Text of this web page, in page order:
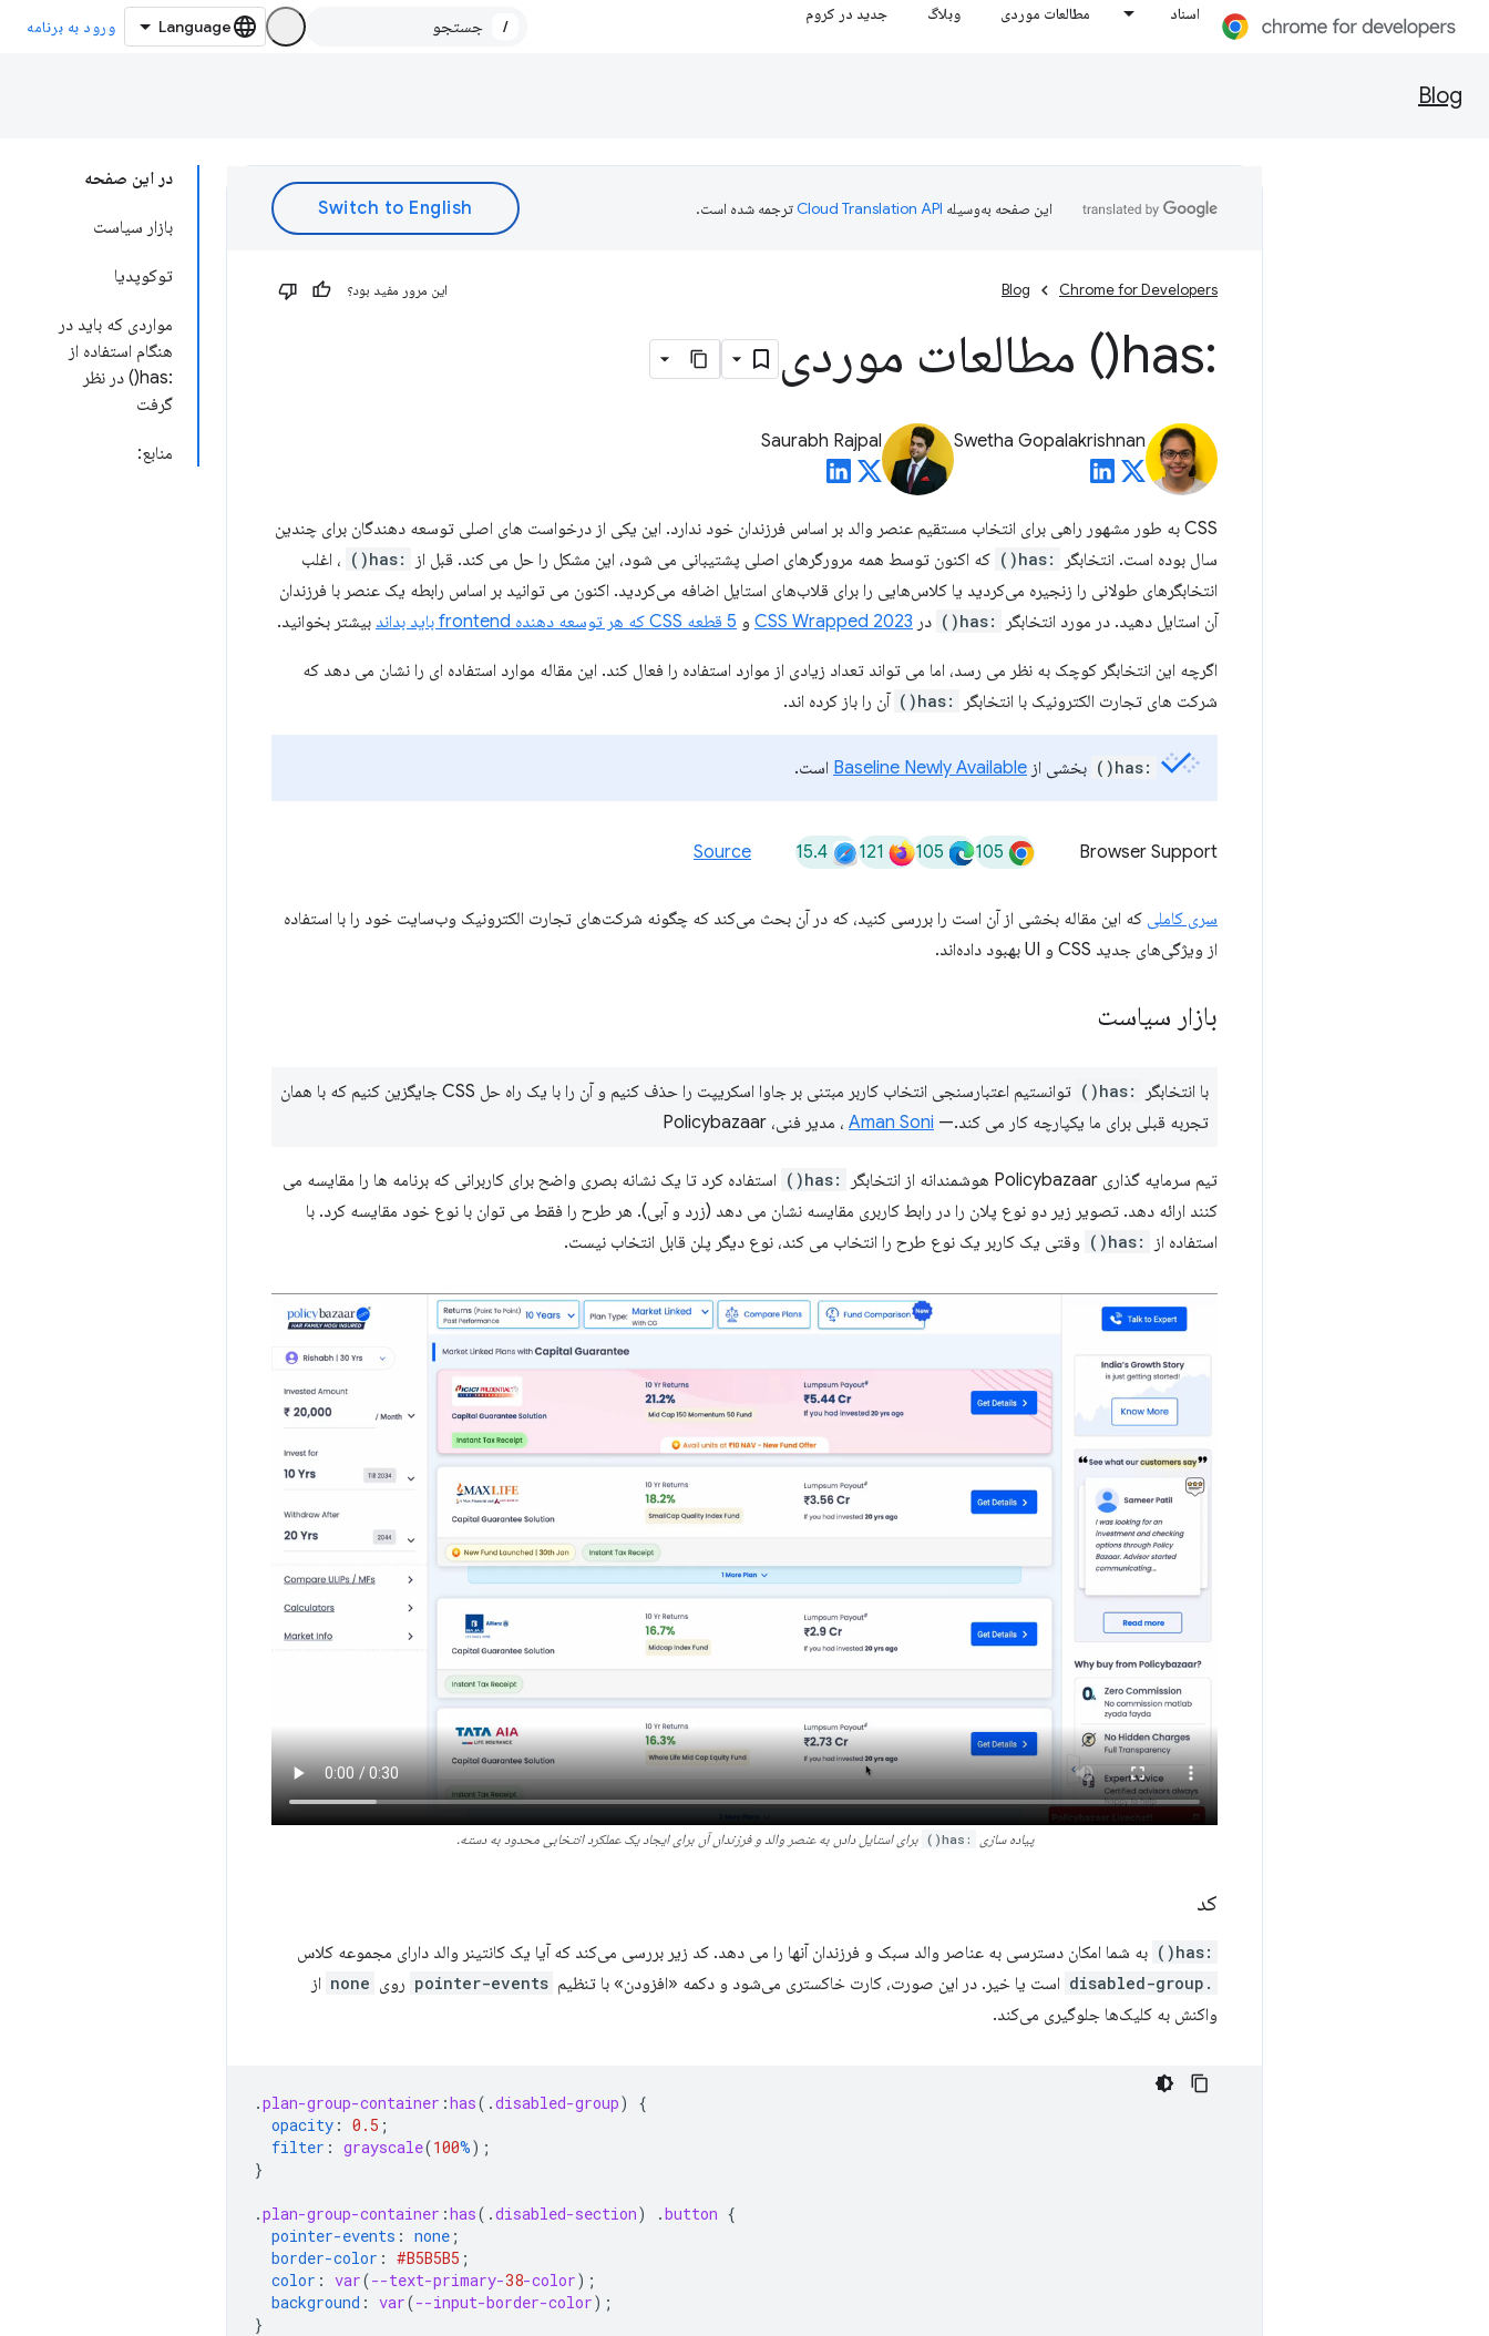
اسناد مطالعات موردی وبلاگ جدید در کروم
/ ورود به برنامه
Blog
در این صفحه
بازار سیاست
توکوپدیا
مواردی که باید در
هنگام استفاده از
:has() در نظر
گرفت
منابع:
این صفحه به‌وسیله ترجمه شده است.
Chrome for Developers
Blog این مرور مفید بود؟
:
has( ) مطالعات موردی
Swetha Gopalakrishnan
Saurabh Rajpal
CSS به طور مشهور راهی برای انتخاب مستقیم عنصر والد بر اساس فرزندان خود ندارد. این یکی از درخواست های اصلی توسعه دهندگان برای چندین
سال بوده است. انتخابگر
:has() که اکنون توسط همه مرورگرهای اصلی پشتیبانی می شود، این مشکل را حل می کند. قبل از :has()
، اغلب
انتخابگرهای طولانی را زنجیره می‌کردید یا کلاس‌هایی را برای قلاب‌های استایل اضافه می‌کردید. اکنون می توانید بر اساس رابطه یک عنصر با فرزندان
آن استایل دهید. در مورد انتخابگر
:has() در CSS Wrapped 2023 و 5 قطعه CSS که هر توسعه دهنده frontend باید بداند بیشتر بخوانید.
اگرچه این انتخابگر کوچک به نظر می رسد، اما می تواند تعداد زیادی از موارد استفاده را فعال کند. این مقاله موارد استفاده ای را نشان می دهد که
شرکت های تجارت الکترونیک با انتخابگر
:has() آن را باز کرده اند.
:has() بخشی از Baseline Newly Available است.
Browser Support
105
105
121
15.4
Source
سری کاملی که این مقاله بخشی از آن است را بررسی کنید، که در آن بحث می‌کند که چگونه شرکت‌های تجارت الکترونیک وب‌سایت خود را با استفاده
از ویژگی‌های جدید CSS و UI بهبود داده‌اند.
بازار سیاست
با انتخابگر :has()
توانستیم اعتبارسنجی انتخاب کاربر مبتنی بر جاوا اسکریپت را حذف کنیم و آن را با یک راه حل CSS جایگزین کنیم که با همان
تجربه قبلی برای ما یکپارچه کار می کند.— Aman Soni ، مدیر فنی، Policybazaar
تیم سرمایه گذاری Policybazaar هوشمندانه از انتخابگر :has()
استفاده کرد تا یک نشانه بصری واضح برای کاربرانی که برنامه ها را مقایسه می
کنند ارائه دهد. تصویر زیر دو نوع پلان را در رابط کاربری مقایسه نشان می دهد (زرد و آبی). هر طرح را فقط می توان با نوع خود مقایسه کرد. با
استفاده از
:has() وقتی یک کاربر یک نوع طرح را انتخاب می کند، نوع دیگر پلن قابل انتخاب نیست.
پیاده سازی :has() برای استایل دادن به عنصر والد و فرزندان آن برای ایجاد یک عملکرد انتخابی محدود به دسته.
کد
:has() به شما امکان دسترسی به عناصر والد سبک و فرزندان آنها را می دهد. کد زیر بررسی می‌کند که آیا یک کانتینر والد دارای مجموعه کلاس
.disabled-group است یا خیر. در این صورت، کارت خاکستری می‌شود و دکمه «افزودن» با تنظیم pointer-events روی none از
واکنش به کلیک‌ها جلوگیری می‌کند.
.plan-group-container :has( .disabled-group)
{
opacity : 0.5 ;
filter : grayscale(100%);
}
.plan-group-container :has( .disabled-section) .button {
pointer-events : none ;
border-color : #B5B5B5 ;
color : var(--text-primary-38-color);
background : var(--input-border-color);
}